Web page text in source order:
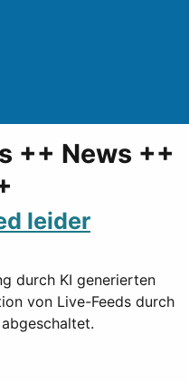
++ News ++
leider
durch KI generierten
von Live-Feeds durch